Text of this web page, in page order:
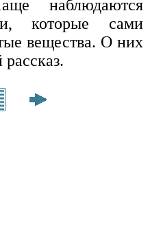
наблюдаются
которые сами
вещества. О них